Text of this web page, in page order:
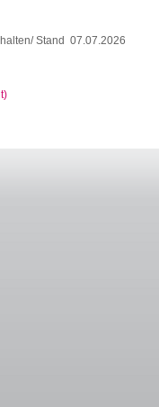
Stand 07.07.2026